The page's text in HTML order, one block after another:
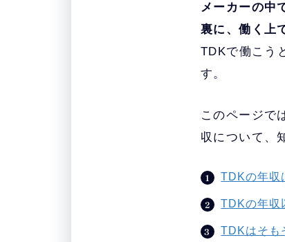
メーカーの中
裏に、働く上
TDKで働こう
す。
このページで
収について、
TDKの年収
TDKの年収
TDKはそも